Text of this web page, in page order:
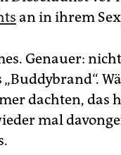
an in ihrem
Genauer:
dachten, das
mal